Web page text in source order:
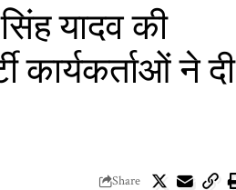
यादव की
कार्यकर्ताओं ने दी
Share